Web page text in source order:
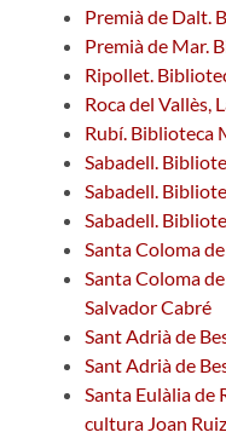
Premià de Dalt.
Premià de Mar.
Ripollet.
Roca del Vallès,
Rubí. Biblioteca
Sabadell.
Sabadell.
Sabadell.
Santa Coloma
Santa Coloma
Salvador Cabré
Sant Adrià de
Sant Adrià de
Santa Eulàlia de
cultura Joan